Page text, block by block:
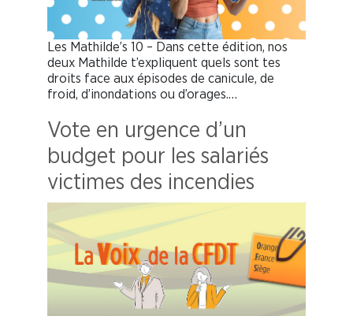
Les Mathilde’s 10 – Dans cette édition, nos
deux Mathilde t’expliquent quels sont tes
droits face aux épisodes de canicule, de
froid, d’inondations ou d’orages.…
Vote en urgence d’un
budget pour les salariés
victimes des incendies